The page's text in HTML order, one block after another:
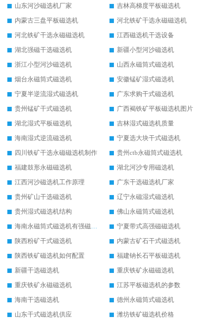
山东河沙磁选机厂家
吉林高梯度平板磁选机
内蒙古三盘平板磁选机
河北铁矿干选永磁磁选机
河北铁矿干选永磁磁选机
江西磁选机干选设备
湖北强磁干选磁选机
新疆小型河沙磁选机
浙江小型河沙磁选机
山西永磁筒式磁选机
烟台永磁筒式磁选机
安徽锰矿湿式磁选机
宁夏半逆流湿式磁选机
广东求购干式磁选机
贵州锰矿干式磁选机
广西褐铁矿平板磁选机图片
湖北湿式平板磁选机
吉林湿式磁选机质量
海南湿式逆流磁选机
宁夏选大块干式磁选机
四川铁矿干选永磁磁选机制作
贵州ctb永磁筒式磁选机
福建鼓形永磁磁选机
湖北河沙专用磁选机
江西河沙磁选机工作原理
广东干选磁选机厂家
贵州矿山干选磁选机
辽宁永磁湿式磁选机
贵州湿式磁选机结构
佛山永磁筒式磁选机
海南永磁筒式磁选机有强磁的吗
宁夏带式高强磁磁选机
陕西粉矿干式磁选机
内蒙古矿石干式磁选机
陕西铁矿磁选机如何配置
福建钠长石平板磁选机
新疆干选磁选机
重庆铁矿永磁磁选机
重庆铁矿永磁磁选机
江苏平板磁选机的参数
海南干选磁选机
德州永磁筒式磁选机
山东干式磁选机供应
潍坊铁矿磁选机价格